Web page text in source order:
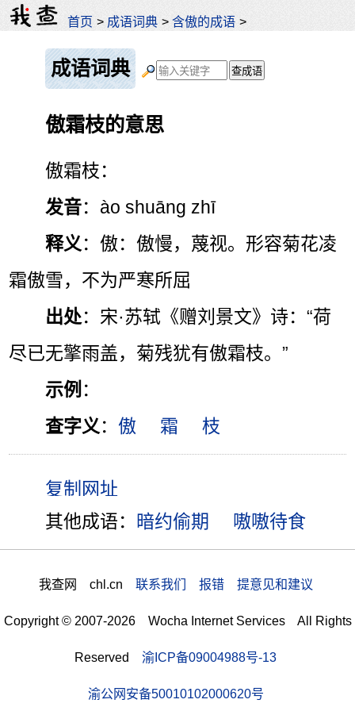
首页 > 成语词典 >含傲的成语 >
成语词典
傲霜枝的意思
傲霜枝：
发音：ào shuāng zhī
释义 ：傲：傲慢，蔑视。形容菊花凌
霜傲雪，不为严寒所屈
出处：宋·苏轼《赠刘景文》诗：“荷
尽已无擎雨盖，菊残犹有傲霜枝。”
示例 ：
查字义 ：傲 霜 枝
其他成语： 暗约偷期 嗷嗷待食
我查网 chl.cn 联系我们 报错 提意见和建议
Copyright © 2007-2026 Wocha Internet Services All Rights
Reserved 渝ICP备09004988号-13
渝公网安备50010102000620号